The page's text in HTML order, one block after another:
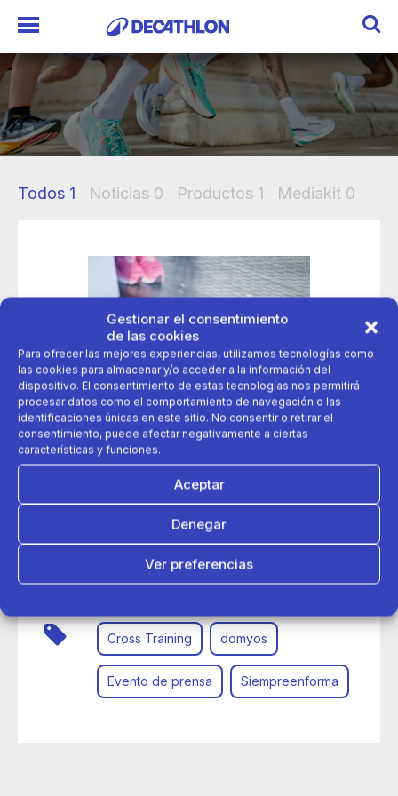
Gestionar el consentimiento
de las cookies
Para ofrecer las mejores experiencias, utilizamos tecnologías como
las cookies para almacenar y/o acceder a la información del
dispositivo. El consentimiento de estas tecnologías nos permitirá
procesar datos como el comportamiento de navegación o las
identificaciones únicas en este sitio. No consentir o retirar el
consentimiento, puede afectar negativamente a ciertas
características y funciones.
Aceptar
Denegar
Ver preferencias
Todos 1 Noticias 0 Productos 1 Mediakit 0
09 de noviembre 2016
Evento de Cross Training en la sede de Decathlon España
Cross Training domyos
Evento de prensa Siempreenforma